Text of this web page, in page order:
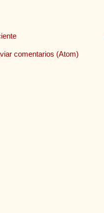
comentarios (Atom)